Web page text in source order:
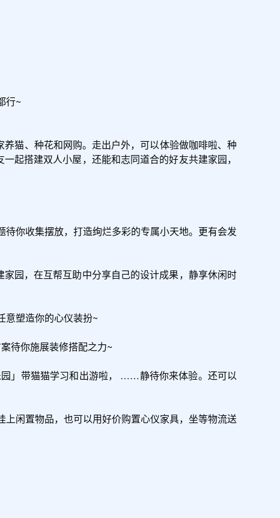
行~
猫、种花和网购。走出户外，可以体验做咖啡啦、种
起搭建双人小屋，还能和志同道合的好友共建家园，
你收集摆放，打造绚烂多彩的专属小天地。更有会发
园，在互帮互助中分享自己的设计成果，静享休闲时
意塑造你的心仪装扮~
待你施展装修搭配之力~
」带猫猫学习和出游啦， ……静待你来体验。还可以
闲置物品，也可以用好价购置心仪家具，坐等物流送